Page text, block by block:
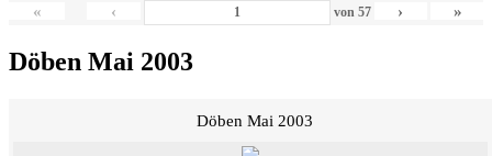
« ‹ von 57 › »
Döben Mai 2003
Döben Mai 2003